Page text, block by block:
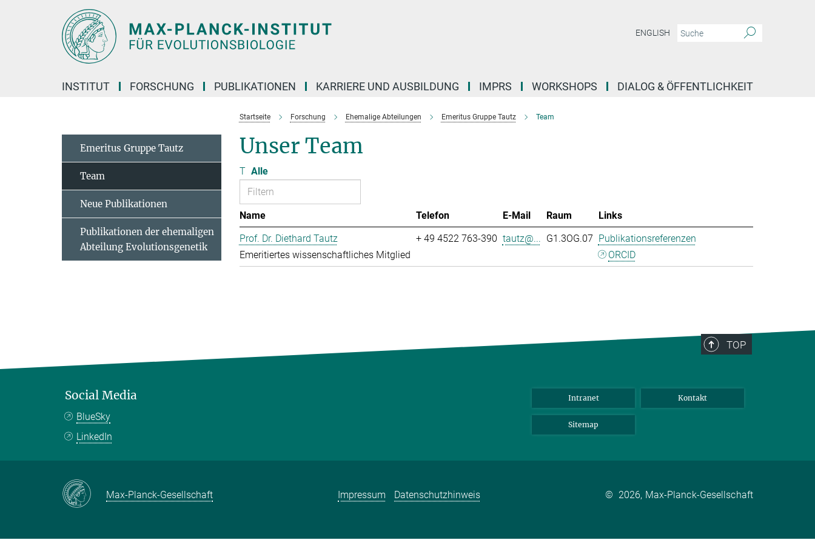
ENGLISH
INSTITUT FORSCHUNG PUBLIKATIONEN KARRIERE UND AUSBILDUNG IMPRS WORKSHOPS DIALOG & ÖFFENTLICHKEIT
Startseite Forschung Ehemalige Abteilungen Emeritus Gruppe Tautz Team
Unser Team
T Alle
Name Telefon E-Mail Raum
Links
Prof. Dr. Diethard Tautz
Emeritiertes wissenschaftliches Mitglied
+ 49 4522 763-390 tautz@... G1.3OG.07 Publikationsreferenzen
ORCID
Emeritus Gruppe Tautz
Team
Neue Publikationen
Publikationen der ehemaligen
Abteilung Evolutionsgenetik
TOP
Social Media
BlueSky
LinkedIn
Intranet Kontakt
Sitemap
Max-Planck-Gesellschaft Impressum Datenschutzhinweis © 2026, Max-Planck-Gesellschaft